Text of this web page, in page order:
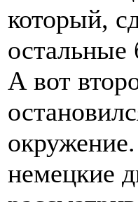
который,
остальные
А вот
немецкие